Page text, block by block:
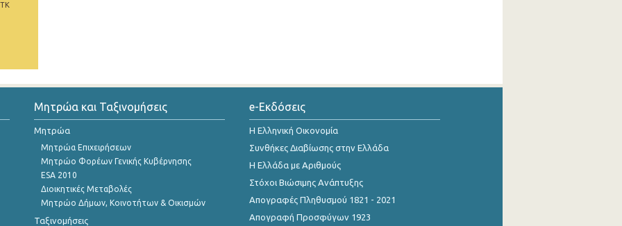
ΤΚ
Μητρώα και Ταξινομήσεις
Μητρώα
Μητρώα Επιχειρήσεων
Μητρώο Φορέων Γενικής Κυβέρνησης
ESA 2010
Διοικητικές Μεταβολές
Μητρώο Δήμων, Κοινοτήτων & Οικισμών
Ταξινομήσεις
e-Εκδόσεις
Η Ελληνική Οικονομία
Συνθήκες Διαβίωσης στην Ελλάδα
Η Ελλάδα με Αριθμούς
Στόχοι Βιώσιμης Ανάπτυξης
Απογραφές Πληθυσμού 1821 - 2021
Απογραφή Προσφύγων 1923